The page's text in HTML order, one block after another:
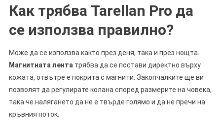
Как трябва Tarellan Pro да
се използва правилно?
Може да се използва както през деня, така и през нощта.
Магнитната лента трябва да се постави директно върху
кожата, отвътре е покрита с магнити. Закопчалките ще ви
позволят да регулирате колана според размерите на човека,
така че налягането да не е твърде голямо и да не пречи на
кръвния поток.